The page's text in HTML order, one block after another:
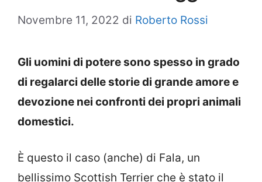
Novembre 11, 2022 di Roberto Rossi
Gli uomini di potere sono spesso in grado
di regalarci delle storie di grande amore e
devozione nei confronti dei propri animali
domestici.
È questo il caso (anche) di Fala, un
bellissimo Scottish Terrier che è stato il